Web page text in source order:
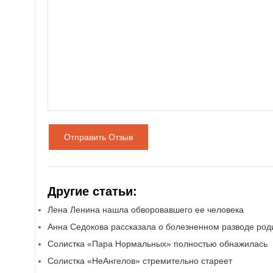
Отправить Отзыв
Другие статьи:
Лена Ленина нашла обворовавшего ее человека
Анна Седокова рассказала о болезненном разводе
Солистка «Пара Нормальных» полностью обнажилась
Солистка «НеАнгелов» стремительно стареет